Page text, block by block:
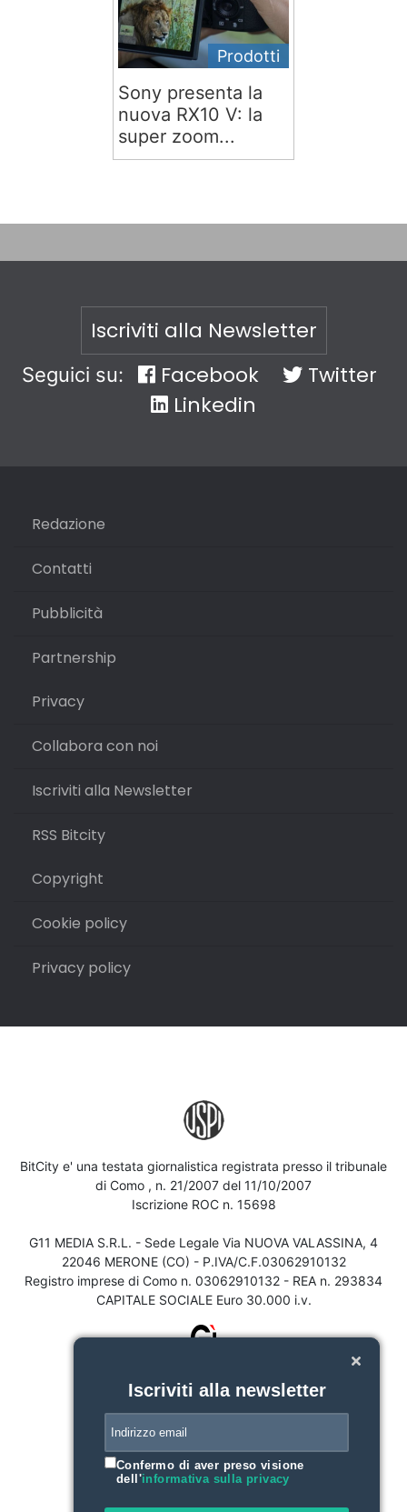
Prodotti
Sony presenta la
nuova RX10 V: la
super zoom...
Iscriviti alla Newsletter
Seguici su: Facebook
Twitter
Linkedin
Redazione
Contatti
Pubblicità
Partnership
Privacy
Collabora con noi
Iscriviti alla Newsletter
RSS Bitcity
Copyright
Cookie policy
Privacy policy
BitCity e' una testata giornalistica registrata presso il tribunale
di Como , n. 21/2007 del 11/10/2007
Iscrizione ROC n. 15698
G11 MEDIA S.R.L. - Sede Legale Via NUOVA VALASSINA, 4
22046 MERONE (CO) - P.IVA/C.F.03062910132
Registro imprese di Como n. 03062910132 - REA n. 293834
CAPITALE SOCIALE Euro 30.000 i.v.
Iscriviti alla newsletter
Confermo di aver preso visione
dell'informativa sulla privacy